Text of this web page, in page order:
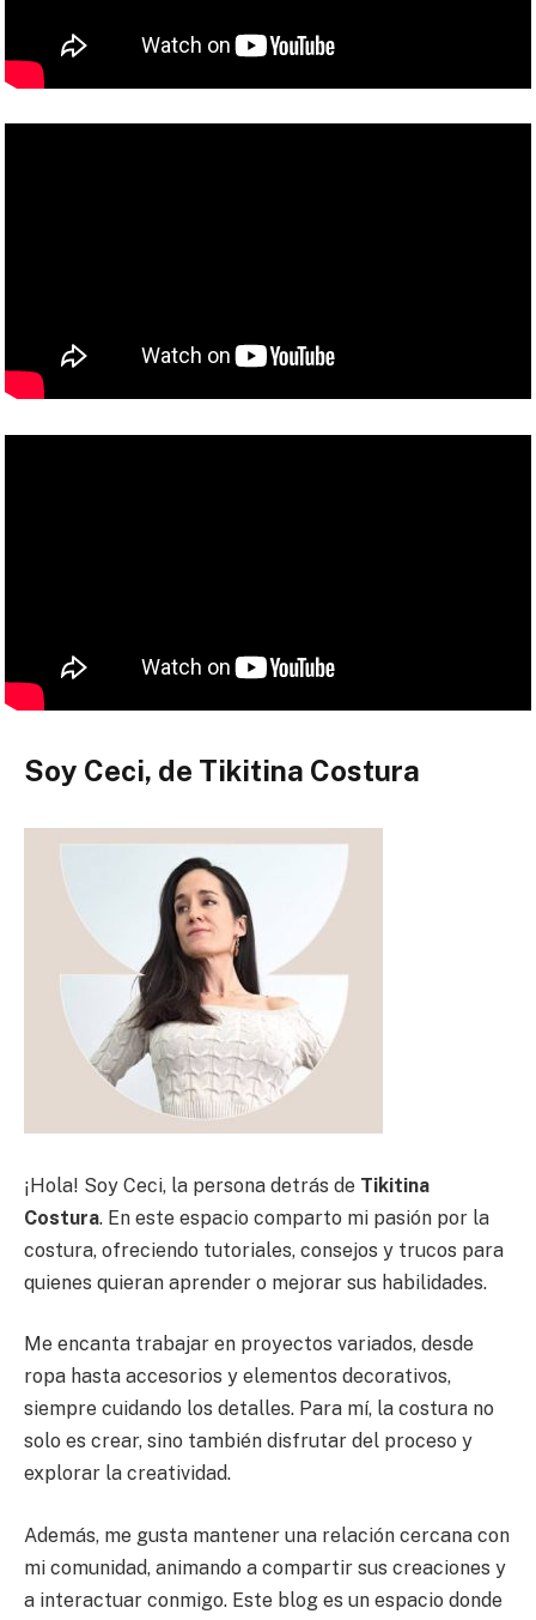
Soy Ceci, de Tikitina Costura
¡Hola! Soy Ceci, la persona detrás de Tikitina
Costura. En este espacio comparto mi pasión por la
costura, ofreciendo tutoriales, consejos y trucos para
quienes quieran aprender o mejorar sus habilidades.
Me encanta trabajar en proyectos variados, desde
ropa hasta accesorios y elementos decorativos,
siempre cuidando los detalles. Para mí, la costura no
solo es crear, sino también disfrutar del proceso y
explorar la creatividad.
Además, me gusta mantener una relación cercana con
mi comunidad, animando a compartir sus creaciones y
a interactuar conmigo. Este blog es un espacio donde